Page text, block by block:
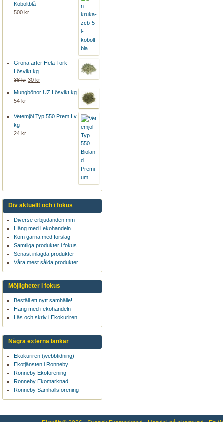
Koboltblå
500 kr
Gröna ärter Hela Tork
Lösvikt kg
38 kr 30 kr
Mungbönor UZ Lösvikt kg
54 kr
Vetemjöl Typ 550 Prem Lv
kg
24 kr
Div aktuellt och i fokus
Diverse erbjudanden mm
Häng med i ekohandeln
Kom gärna med förslag
Samtliga produkter i fokus
Senast inlagda produkter
Våra mest sålda produkter
Möjligheter i fokus
Beställ ett nytt samhälle!
Häng med i ekohandeln
Läs och skriv i Ekokuriren
Några externa länkar
Ekokuriren (webbtidning)
Ekotjänsten i Ronneby
Ronneby Ekoförening
Ronneby Ekomarknad
Ronneby Samhällsförening